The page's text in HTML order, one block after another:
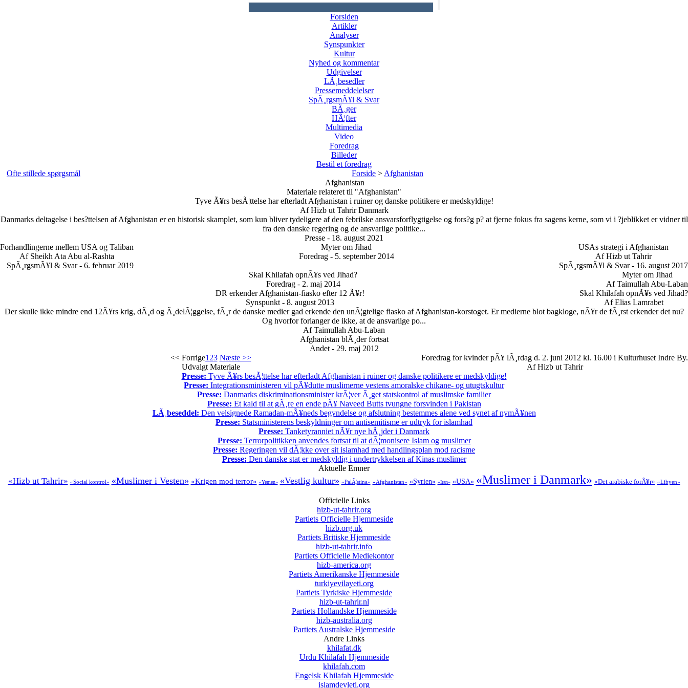
Forsiden
Artikler
Analyser
Synspunkter
Kultur
Nyhed og kommentar
Udgivelser
LÃ¸besedler
Pressemeddelelser
SpÃ¸rgsmÃ¥l & Svar
BÃ¸ger
HÃ¦fter
Multimedia
Video
Foredrag
Billeder
Bestil et foredrag
Ofte stillede spørgsmål
Forside > Afghanistan
Afghanistan
Materiale relateret til "Afghanistan"
Tyve Ã¥rs besÃ¦ttelse har efterladt Afghanistan i ruiner og danske politikere er medskyldige!
Af Hizb ut Tahrir Danmark
Danmarks deltagelse i bes?ttelsen af Afghanistan er en historisk skamplet, som kun bliver tydeligere af den febrilske ansvarsforflygtigelse og fors?g p? at fjerne fokus fra sagens kerne, som vi i ?jeblikket er vidner til
fra den danske regering og de ansvarlige politike...
Presse - 18. august 2021
Forhandlingerne mellem USA og Taliban
Af Sheikh Ata Abu al-Rashta
SpÃ¸rgsmÃ¥l & Svar - 6. februar 2019
USAs strategi i Afghanistan
Af Hizb ut Tahrir
SpÃ¸rgsmÃ¥l & Svar - 16. august 2017
Myter om Jihad
Foredrag - 5. september 2014
Myter om Jihad
Af Taimullah Abu-Laban
Skal Khilafah opnÃ¥s ved Jihad?
Foredrag - 2. maj 2014
Skal Khilafah opnÃ¥s ved Jihad?
Af Elias Lamrabet
DR erkender Afghanistan-fiasko efter 12 Ã¥r!
Synspunkt - 8. august 2013
Der skulle ikke mindre end 12Ã¥rs krig, dÃ¸d og Ã¸delÃ¦ggelse, fÃ¸r de danske medier gad erkende den unÃ¦gtelige fiasko af Afghanistan-korstoget. Er medierne blot bagkloge, nÃ¥r de fÃ¸rst erkender det nu?
Og hvorfor forlanger de ikke, at de ansvarlige po...
Af Taimullah Abu-Laban
Afghanistan blÃ¸der fortsat
Andet - 29. maj 2012
Foredrag for kvinder pÃ¥ lÃ¸rdag d. 2. juni 2012 kl. 16.00 i Kulturhuset Indre By.
Af Hizb ut Tahrir
<< Forrige1 23 Næste >>
Udvalgt Materiale
Presse: Tyve Ã¥rs besÃ¦ttelse har efterladt Afghanistan i ruiner og danske politikere er medskyldige!
Presse: Integrationsministeren vil pÃ¥dutte muslimerne vestens amoralske chikane- og utugtskultur
Presse: Danmarks diskriminationsminister krÃ¦ver Ã¸get statskontrol af muslimske familier
Presse: Et kald til at gÃ¸re en ende pÃ¥ Naveed Butts tvungne forsvinden i Pakistan
LÃ¸beseddel: Den velsignede Ramadan-mÃ¥neds begyndelse og afslutning bestemmes alene ved synet af nymÃ¥nen
Presse: Statsministerens beskyldninger om antisemitisme er udtryk for islamhad
Presse: Tanketyranniet nÃ¥r nye hÃ¸jder i Danmark
Presse: Terrorpolitikken anvendes fortsat til at dÃ¦monisere Islam og muslimer
Presse: Regeringen vil dÃ¦kke over sit islamhad med handlingsplan mod racisme
Presse: Den danske stat er medskyldig i undertrykkelsen af Kinas muslimer
Aktuelle Emner
«Hizb ut Tahrir» «Social kontrol» «Muslimer i Vesten» «Krigen mod terror» «Yemen» «Vestlig kultur» «PalÃ¦stina» «Afghanistan» «Syrien» «Iran» «USA» «Muslimer i Danmark» «Det arabiske forÃ¥r» «Libyen»
Officielle Links
hizb-ut-tahrir.org
Partiets Officielle Hjemmeside
hizb.org.uk
Partiets Britiske Hjemmeside
hizb-ut-tahrir.info
Partiets Officielle Mediekontor
hizb-america.org
Partiets Amerikanske Hjemmeside
turkiyevilayeti.org
Partiets Tyrkiske Hjemmeside
hizb-ut-tahrir.nl
Partiets Hollandske Hjemmeside
hizb-australia.org
Partiets Australske Hjemmeside
Andre Links
khilafat.dk
Urdu Khilafah Hjemmeside
khilafah.com
Engelsk Khilafah Hjemmeside
islamdevleti.org